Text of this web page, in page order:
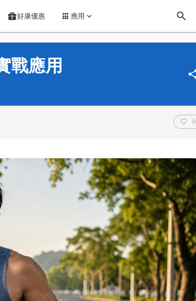
好康優惠 應用
戰應用
0